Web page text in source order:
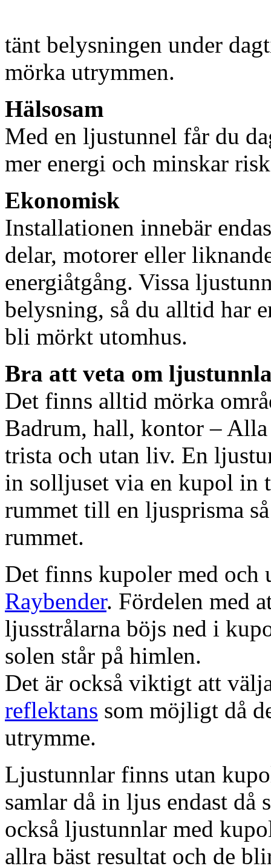
tänt belysningen under
mörka utrymmen.
Hälsosam
Med en ljustunnel får du
mer energi och minskar
Ekonomisk
Installationen innebär
delar, motorer eller
energiåtgång. Vissa
belysning, så du alltid har
bli mörkt utomhus.
Bra att veta om
Det finns alltid mörka
Badrum, hall, kontor – Alla
trista och utan liv. En
in solljuset via en kupol in
rummet till en ljusprisma
rummet.
Det finns kupoler med och
Raybender. Fördelen med
ljusstrålarna böjs ned i
solen står på himlen.
Det är också viktigt att
reflektans som möjligt då
utrymme.
Ljustunnlar finns utan
samlar då in ljus endast då
också ljustunnlar med
allra bäst resultat och de